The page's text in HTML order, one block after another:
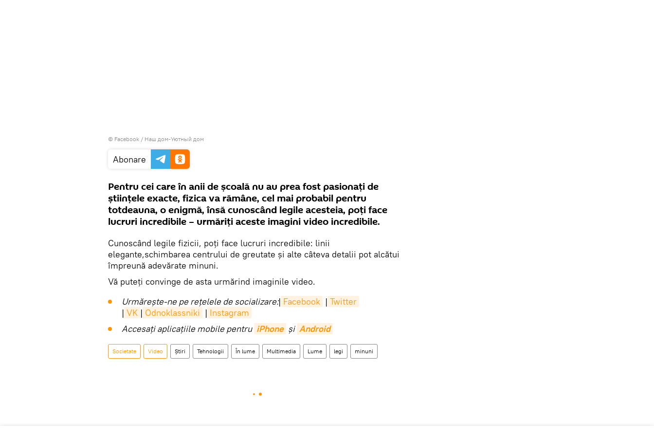
© Facebook / Наш дом-Уютный дом
Abonare
Pentru cei care în anii de şcoală nu au prea fost pasionaţi de
ştiinţele exacte, fizica va rămâne, cel mai probabil pentru
totdeauna, o enigmă, însă cunoscând legile acesteia, poţi face
lucruri incredibile – urmăriţi aceste imagini video incredibile.
Cunoscând legile fizicii, poţi face lucruri incredibile: linii
elegante,schimbarea centrului de greutate și alte câteva detalii pot alcătui
împreună adevărate minuni.
Vă puteți convinge de asta urmărind imaginile video.
Urmărește-ne pe rețelele de socializare:| Facebook | Twitter
| VK | Odnoklassniki | Instagram
Accesaţi aplicaţiile mobile pentru iPhone și Android
Societate Video Știri Tehnologii În lume Multimedia Lume legi minuni